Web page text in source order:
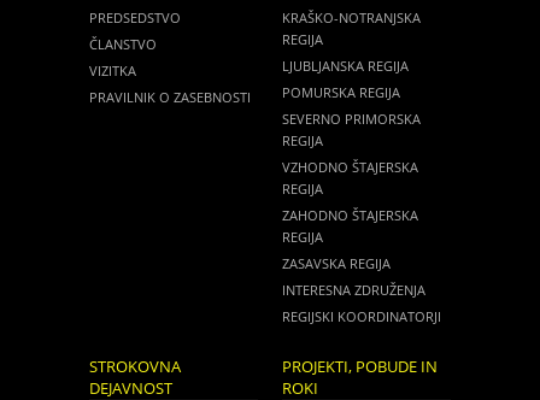
PREDSEDSTVO
ČLANSTVO
VIZITKA
PRAVILNIK O ZASEBNOSTI
KRAŠKO-NOTRANJSKA
REGIJA
LJUBLJANSKA REGIJA
POMURSKA REGIJA
SEVERNO PRIMORSKA
REGIJA
VZHODNO ŠTAJERSKA
REGIJA
ZAHODNO ŠTAJERSKA
REGIJA
ZASAVSKA REGIJA
INTERESNA ZDRUŽENJA
REGIJSKI KOORDINATORJI
STROKOVNA
DEJAVNOST
PROJEKTI, POBUDE IN
ROKI